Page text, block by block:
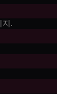
지.